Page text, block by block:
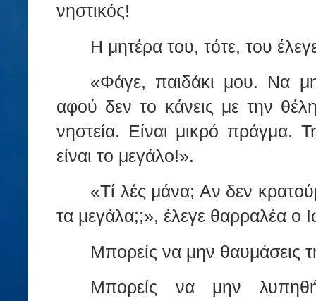
νηστικός!
Η μητέρα του, τότε, του
«Φάγε, παιδάκι μου. Να
αφού δεν το κάνεις με την
νηστεία. Είναι μικρό πράγμα.
είναι το μεγάλο!».
«Τί λές μάνα; Αν δεν
τα μεγάλα;;», έλεγε θαρραλέα ο
Μπορείς να μην θαυμάσεις
Μπορείς να μην